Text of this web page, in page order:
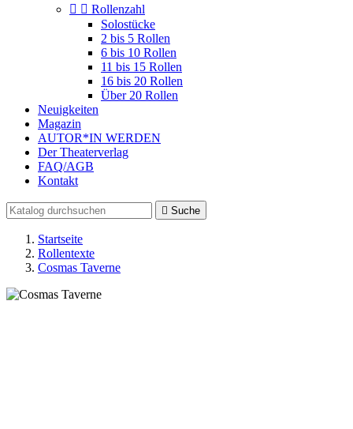
  Rollenzahl
Solostücke
2 bis 5 Rollen
6 bis 10 Rollen
11 bis 15 Rollen
16 bis 20 Rollen
Über 20 Rollen
Neuigkeiten
Magazin
AUTOR*IN WERDEN
Der Theaterverlag
FAQ/AGB
Kontakt
 Suche
Startseite
Rollentexte
Cosmas Taverne